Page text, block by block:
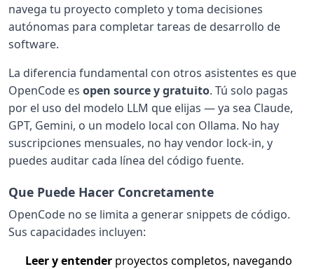
navega tu proyecto completo y toma decisiones
autónomas para completar tareas de desarrollo de
software.
La diferencia fundamental con otros asistentes es que
OpenCode es open source y gratuito. Tú solo pagas
por el uso del modelo LLM que elijas — ya sea Claude,
GPT, Gemini, o un modelo local con Ollama. No hay
suscripciones mensuales, no hay vendor lock-in, y
puedes auditar cada línea del código fuente.
Que Puede Hacer Concretamente
OpenCode no se limita a generar snippets de código.
Sus capacidades incluyen:
Leer y entender proyectos completos, navegando